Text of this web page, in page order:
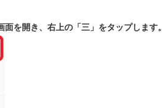
を開き、右上の「三」をタップします。